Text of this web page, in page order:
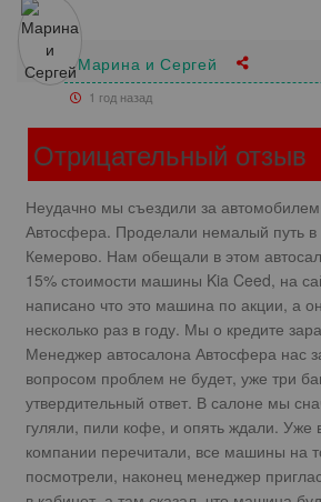
Марина и Сергей
1 год назад
Отрицательный отзыв
Неудачно мы съездили за автомобилем
Автосфера. Проделали немалый путь в
Кемерово. Нам обещали в этом
15% стоимости машины Kia Ceed, на
написано что это машина по акции, а
несколько раз в году. Мы о кредите
Менеджер автосалона Автосфера нас
вопросом проблем не будет, уже три
утвердительный ответ. В салоне мы
гуляли, пили кофе, и опять ждали. Уже
компании перечитали, все машины на
посмотрели, наконец менеджер